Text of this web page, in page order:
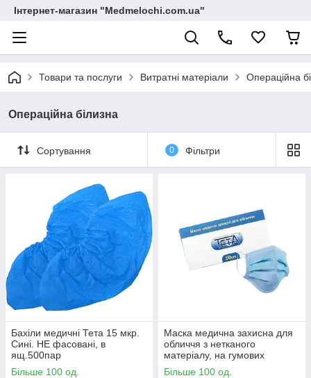
Інтернет-магазин "Medmelochi.com.ua"
Товари та послуги Витратні матеріали Операційна
Операційна білизна
Сортування 0 Фільтри
Бахіли медичні Тета 15 мкр.
Сині. НЕ фасовані, в
ящ.500пар
Більше 100 од.
Маска медична захисна для
обличчя з нетканого
матеріалу, на гумових
петлях, нестерильна Тета
Більше 100 од.